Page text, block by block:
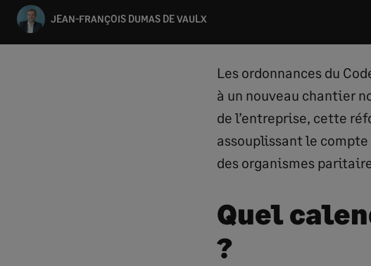
JEAN-FRANÇOIS DUMAS DE VAULX
Les ordonnances du
à un nouveau chantier
de l’entreprise, cette
assouplissant le
des organismes
Quel
?